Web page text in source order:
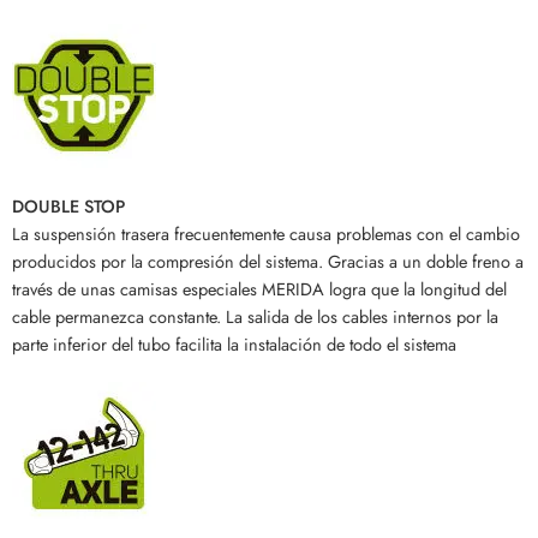
DOUBLE STOP
La suspensión trasera frecuentemente causa problemas con el cambio
producidos por la compresión del sistema. Gracias a un doble freno a
través de unas camisas especiales MERIDA logra que la longitud del
cable permanezca constante. La salida de los cables internos por la
parte inferior del tubo facilita la instalación de todo el sistema